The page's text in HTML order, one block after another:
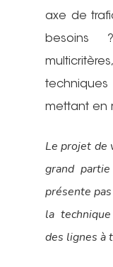
axe de
besoins
mettant en
Le projet de
grand
présente
la
des lignes à